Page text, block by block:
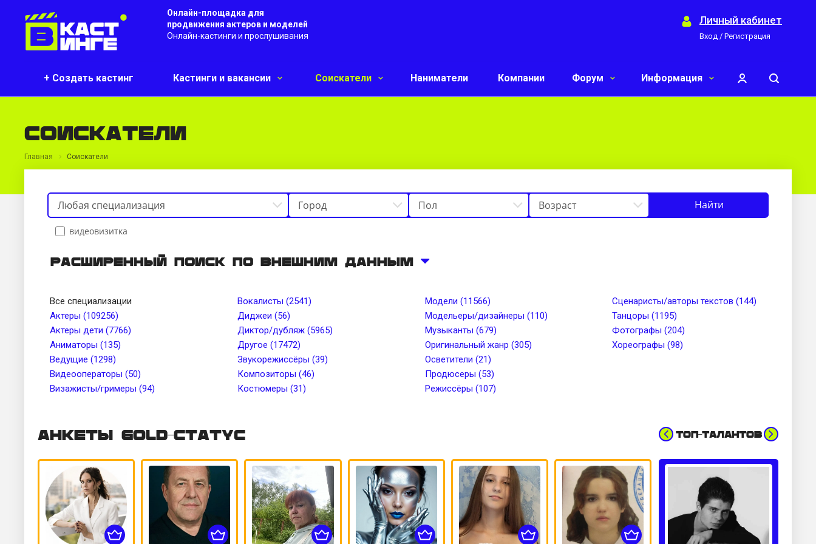
Онлайн-площадка для
продвижения актеров и моделей
Онлайн-кастинги и прослушивания
Личный кабинет
Вход / Регистрация
+ Создать кастинг Кастинги и вакансии Соискатели Наниматели Компании Форум Информация
Соискатели
Главная Соискатели
Найти
видеовизитка
Расширенный поиск по внешним данным
Цвет глаз Тембр голоса Длина волос Цвет волос
Цвет кожи Татуировки Пирсинг
Все специализации
Актеры (109256)
Актеры дети (7766)
Аниматоры (135)
Ведущие (1298)
Видеооператоры (50)
Визажисты/гримеры (94)
Вокалисты (2541)
Диджеи (56)
Диктор/дубляж (5965)
Другое (17472)
Звукорежиссёры (39)
Композиторы (46)
Костюмеры (31)
Модели (11566)
Модельеры/дизайнеры (110)
Музыканты (679)
Оригинальный жанр (305)
Осветители (21)
Продюсеры (53)
Режиссёры (107)
Сценаристы/авторы текстов (144)
Танцоры (1195)
Фотографы (204)
Хореографы (98)
Анкеты Gold-статус Топ-талантов